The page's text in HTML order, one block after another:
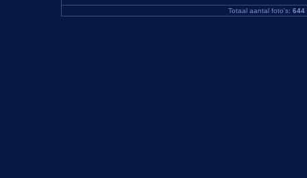
Totaal aantal foto's: 644